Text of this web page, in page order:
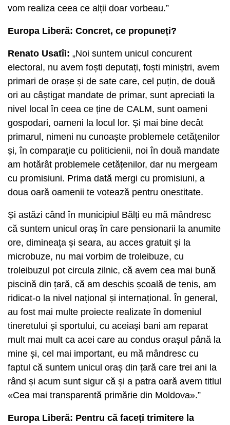
vom realiza ceea ce alții doar vorbeau.”
Europa Liberă: Concret, ce propuneți?
Renato Usatîi: „Noi suntem unicul concurent
electoral, nu avem foști deputați, foști miniștri, avem
primari de orașe și de sate care, cel puțin, de două
ori au câștigat mandate de primar, sunt apreciați la
nivel local în ceea ce ține de CALM, sunt oameni
gospodari, oameni la locul lor. Și mai bine decât
primarul, nimeni nu cunoaște problemele cetățenilor
și, în comparație cu politicienii, noi în două mandate
am hotărât problemele cetățenilor, dar nu mergeam
cu promisiuni. Prima dată mergi cu promisiuni, a
doua oară oamenii te votează pentru onestitate.
Și astăzi când în municipiul Bălți eu mă mândresc
că suntem unicul oraș în care pensionarii la anumite
ore, dimineața și seara, au acces gratuit și la
microbuze, nu mai vorbim de troleibuze, cu
troleibuzul pot circula zilnic, că avem cea mai bună
piscină din țară, că am deschis școală de tenis, am
ridicat-o la nivel național și internațional. În general,
au fost mai multe proiecte realizate în domeniul
tineretului și sportului, cu aceiași bani am reparat
mult mai mult ca acei care au condus orașul până la
mine și, cel mai important, eu mă mândresc cu
faptul că suntem unicul oraș din țară care trei ani la
rând și acum sunt sigur că și a patra oară avem titlul
«Cea mai transparentă primărie din Moldova».”
Europa Liberă: Pentru că faceți trimitere la